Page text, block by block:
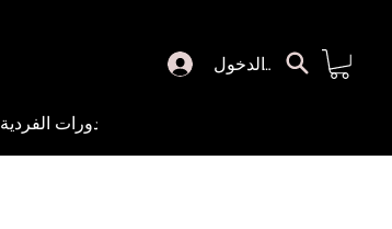
الدورات الفردية 498
تسجيل الدخول